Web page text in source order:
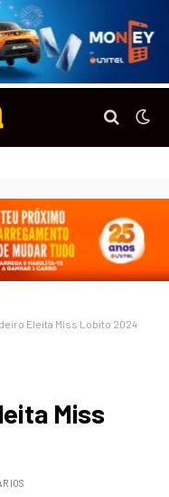
Eleita Miss Lobito 2024
Miss